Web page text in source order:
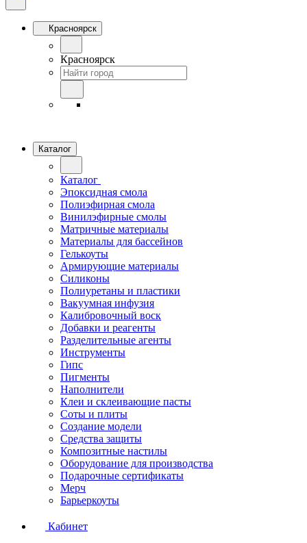
Красноярск
Красноярск
Каталог
Каталог
Эпоксидная смола
Полиэфирная смола
Винилэфирные смолы
Матричные материалы
Материалы для бассейнов
Гелькоуты
Армирующие материалы
Силиконы
Полиуретаны и пластики
Вакуумная инфузия
Калибровочный воск
Добавки и реагенты
Разделительные агенты
Инструменты
Гипс
Пигменты
Наполнители
Клеи и склеивающие пасты
Соты и плиты
Создание модели
Средства защиты
Композитные настилы
Оборудование для производства
Подарочные сертификаты
Мерч
Барьеркоуты
Кабинет